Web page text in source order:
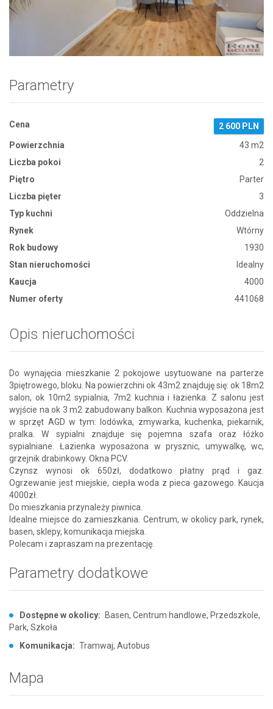
Parametry
Cena
2 600 PLN
Powierzchnia
43 m2
Liczba pokoi
2
Piętro
Parter
Liczba pięter
3
Typ kuchni
Oddzielna
Rynek
Wtórny
Rok budowy
1930
Stan nieruchomości
Idealny
Kaucja
4000
Numer oferty
441068
Opis nieruchomości
Do wynajęcia mieszkanie 2 pokojowe usytuowane na parterze
3piętrowego, bloku. Na powierzchni ok 43m2 znajduję się: ok 18m2
salon, ok 10m2 sypialnia, 7m2 kuchnia i łazienka. Z salonu jest
wyjście na ok 3 m2 zabudowany balkon. Kuchnia wyposażona jest
w sprzęt AGD w tym: lodówka, zmywarka, kuchenka, piekarnik,
pralka. W sypialni znajduje się pojemna szafa oraz łóżko
sypialniane. Łazienka wyposażona w prysznic, umywalkę, wc,
grzejnik drabinkowy. Okna PCV.
Czynsz wynosi ok 650zł, dodatkowo płatny prąd i gaz.
Ogrzewanie jest miejskie, ciepła woda z pieca gazowego. Kaucja
4000zł.
Do mieszkania przynależy piwnica.
Idealne miejsce do zamieszkania. Centrum, w okolicy park, rynek,
basen, sklepy, komunikacja miejska.
Polecam i zapraszam na prezentację.
Parametry dodatkowe
Dostępne w okolicy: Basen, Centrum handlowe, Przedszkole,
Park, Szkoła
Komunikacja: Tramwaj, Autobus
Mapa